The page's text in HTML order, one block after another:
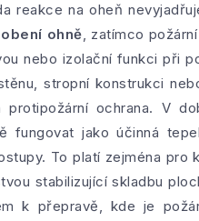
reakce na oheň
ohně, zatímco
nebo izolační funkci při
stropní konstrukci
protipožární ochrana. V
fungovat jako účinná
To platí zejména pro
stabilizující skladbu
k přepravě, kde je